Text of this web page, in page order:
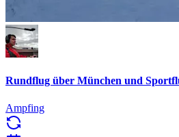
Rundflug über München und
Ampfing